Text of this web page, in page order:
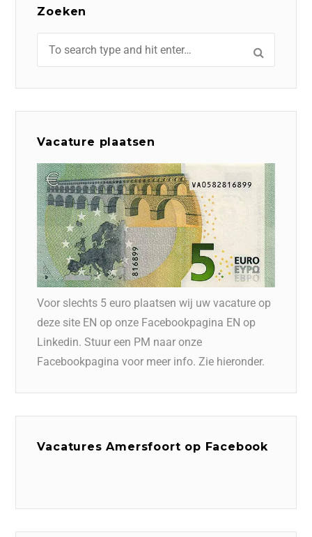
Zoeken
Vacature plaatsen
Voor slechts 5 euro plaatsen wij uw vacature op
deze site EN op onze Facebookpagina EN op
Linkedin. Stuur een PM naar onze
Facebookpagina voor meer info. Zie hieronder.
Vacatures Amersfoort op Facebook